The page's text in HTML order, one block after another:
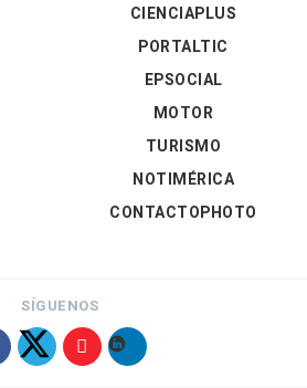
CIENCIAPLUS
PORTALTIC
EPSOCIAL
MOTOR
TURISMO
NOTIMÉRICA
CONTACTOPHOTO
SÍGUENOS